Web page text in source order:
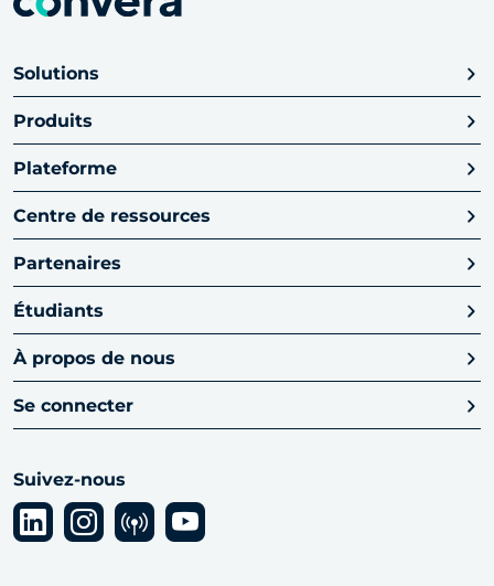
Solutions
Produits
Plateforme
Centre de ressources
Partenaires
Étudiants
À propos de nous
Se connecter
Suivez-nous